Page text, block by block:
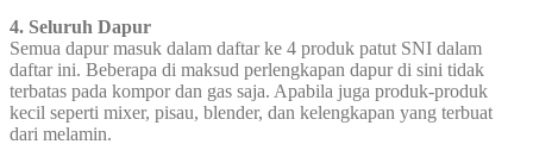
4. Seluruh Dapur
Semua dapur masuk dalam daftar ke 4 produk patut SNI dalam
daftar ini. Beberapa di maksud perlengkapan dapur di sini tidak
terbatas pada kompor dan gas saja. Apabila juga produk-produk
kecil seperti mixer, pisau, blender, dan kelengkapan yang terbuat
dari melamin.